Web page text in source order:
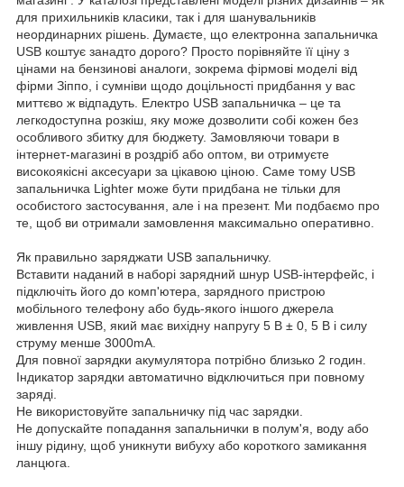
для прихильників класики, так і для шанувальників
неординарних рішень. Думаєте, що електронна запальничка
USB коштує занадто дорого? Просто порівняйте її ціну з
цінами на бензинові аналоги, зокрема фірмові моделі від
фірми Зіппо, і сумніви щодо доцільності придбання у вас
миттєво ж відпадуть. Електро USB запальничка – це та
легкодоступна розкіш, яку може дозволити собі кожен без
особливого збитку для бюджету. Замовляючи товари в
інтернет-магазині в роздріб або оптом, ви отримуєте
високоякісні аксесуари за цікавою ціною. Саме тому USB
запальничка Lighter може бути придбана не тільки для
особистого застосування, але і на презент. Ми подбаємо про
те, щоб ви отримали замовлення максимально оперативно.
Як правильно заряджати USB запальничку.
Вставити наданий в наборі зарядний шнур USB-інтерфейс, і
підключіть його до комп'ютера, зарядного пристрою
мобільного телефону або будь-якого іншого джерела
живлення USB, який має вихідну напругу 5 В ± 0, 5 В і силу
струму менше 3000mA.
Для повної зарядки акумулятора потрібно близько 2 годин.
Індикатор зарядки автоматично відключиться при повному
заряді.
Не використовуйте запальничку під час зарядки.
Не допускайте попадання запальнички в полум'я, воду або
іншу рідину, щоб уникнути вибуху або короткого замикання
ланцюга.